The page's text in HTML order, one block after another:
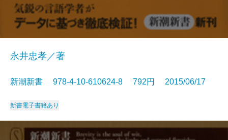
永井忠孝／著
新潮新書 978-4-10-610624-8 792円 2015/06/17
新書電子書籍あり